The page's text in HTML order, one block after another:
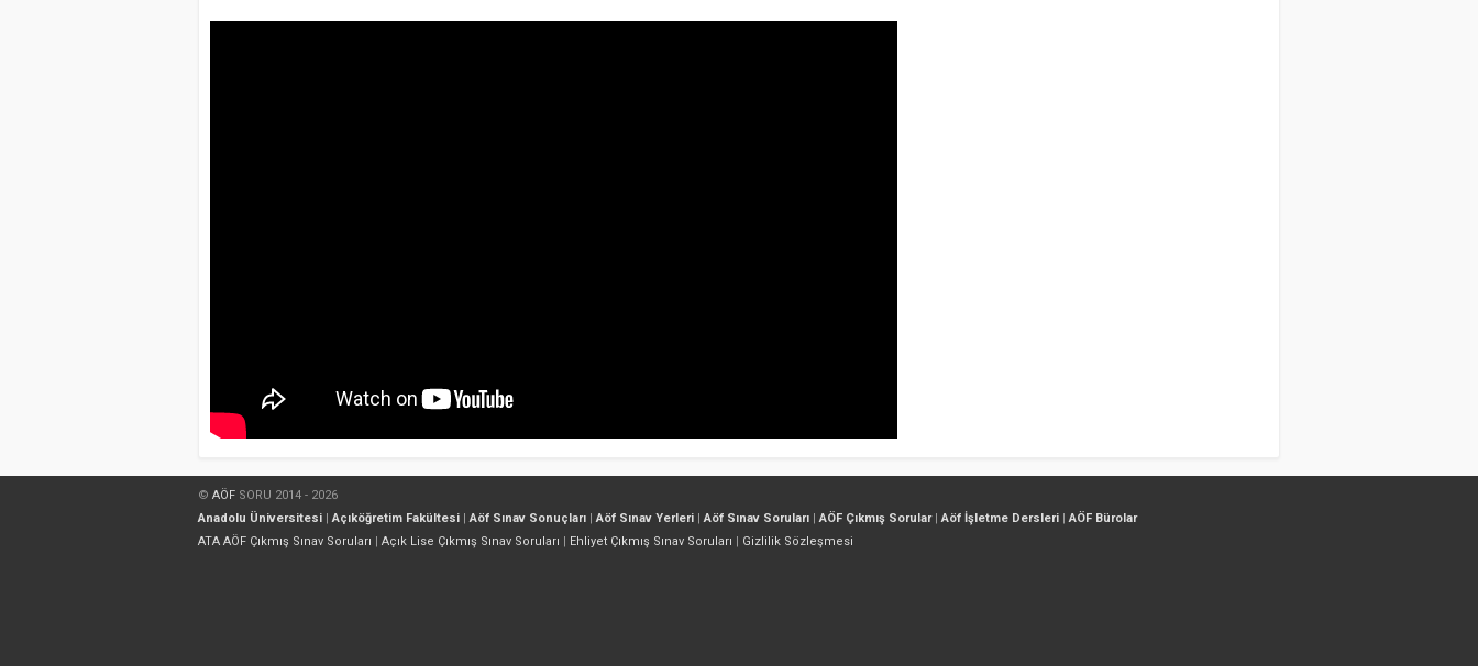
© AÖF SORU 2014 - 2026
Anadolu Üniversitesi |Açıköğretim Fakültesi |Aöf Sınav Sonuçları |Aöf Sınav Yerleri |Aöf Sınav Soruları |AÖF Çıkmış Sorular|Aöf İşletme Dersleri |AÖF Bürolar
ATA AÖF Çıkmış Sınav Soruları | Açık Lise Çıkmış Sınav Soruları | Ehliyet Çıkmış Sınav Soruları | Gizlilik Sözleşmesi